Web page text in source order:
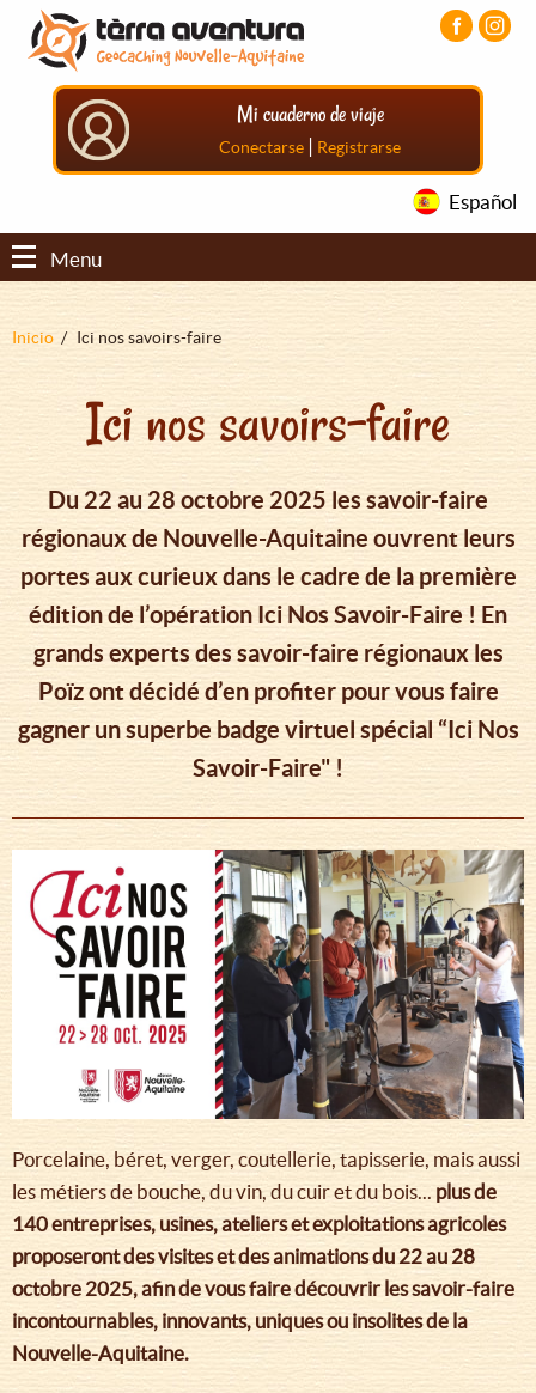
Pasar
contenido
principal
Pasar
menú
principal
Pasar
principal
Mi cuaderno de viaje
Conectarse | Registrarse
Español
Menu
Sobrescribir
ayuda
la
navegación
Inicio Ici nos savoirs-faire
Ici nos savoirs-faire
Du 22 au 28 octobre 2025 les savoir-faire
régionaux de Nouvelle-Aquitaine ouvrent leurs
portes aux curieux dans le cadre de la première
édition de l’opération Ici Nos Savoir-Faire ! En
grands experts des savoir-faire régionaux les
Poïz ont décidé d’en profiter pour vous faire
gagner un superbe badge virtuel spécial “Ici Nos
Savoir-Faire" !
Porcelaine, béret, verger, coutellerie, tapisserie, mais aussi
les métiers de bouche, du vin, du cuir et du bois... plus de
140 entreprises, usines, ateliers et exploitations agricoles
proposeront des visites et des animations du 22 au 28
octobre 2025, afin de vous faire découvrir les savoir-faire
incontournables, innovants, uniques ou insolites de la
Nouvelle-Aquitaine.